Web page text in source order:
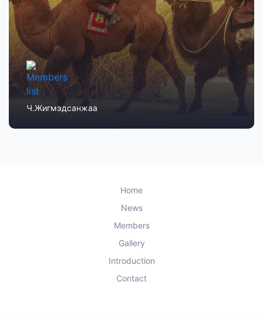
Ч.Жигмэдсанжаа
Home
News
Members
Gallery
Introduction
Contact